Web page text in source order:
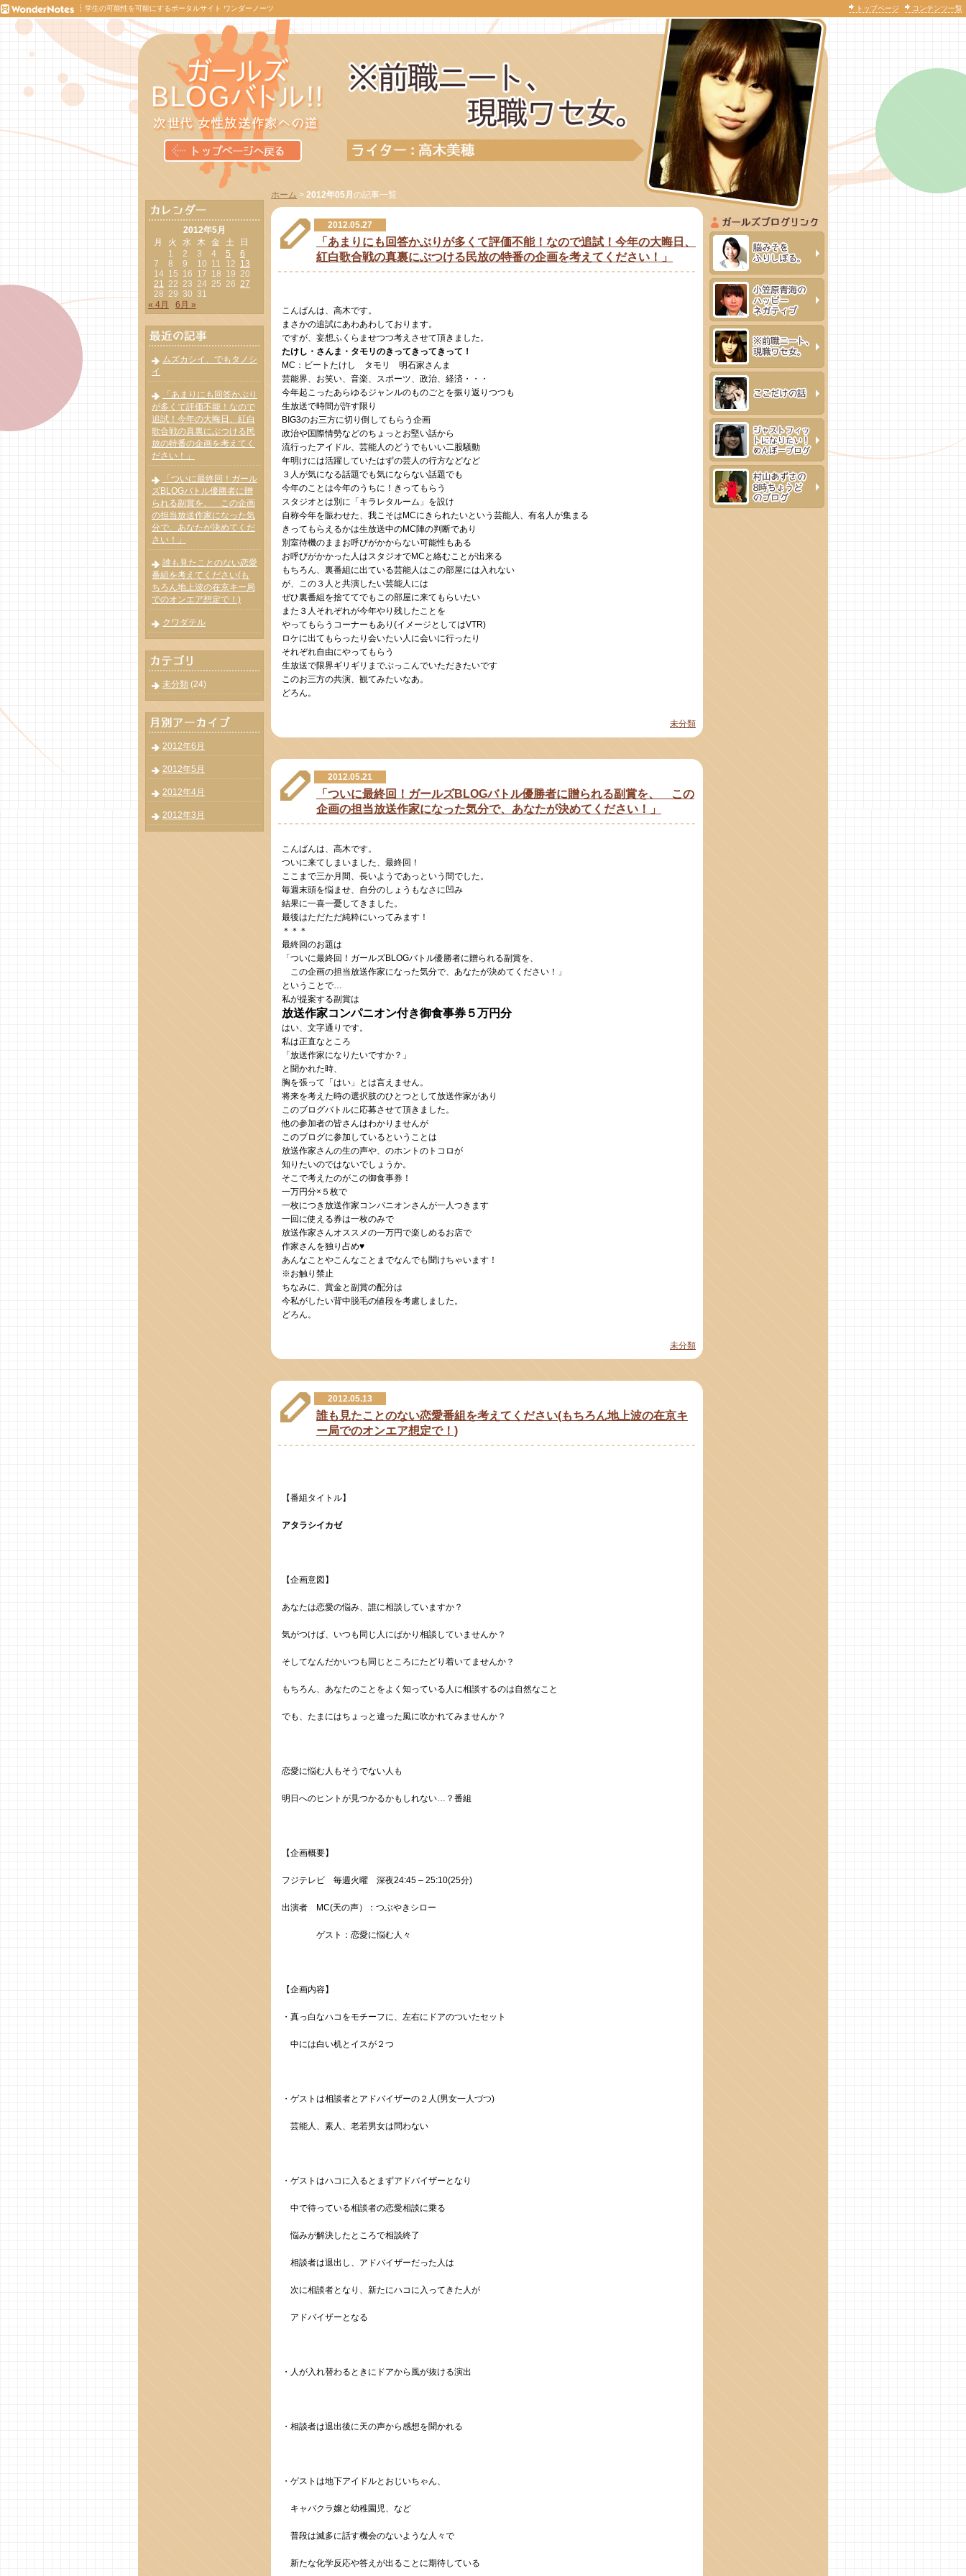
学生の可能性を可能にするポータルサイト ワンダーノーツ トップページ コンテンツ一覧
ホーム > 2012年05月 の記事一覧
2012.05.27
「あまりにも回答かぶりが多くて評価不能！なので追試！今年の大晦日、
紅白歌合戦の真裏にぶつける民放の特番の企画を考えてください！」
こんばんは、高木です。
まさかの追試にあわあわしております。
ですが、妄想ふくらませつつ考えさせて頂きました。
たけし・さんま・タモリのきってきってきって！
MC：ビートたけし タモリ 明石家さんま
芸能界、お笑い、音楽、スポーツ、政治、経済・・・
今年起こったあらゆるジャンルのものごとを振り返りつつも
生放送で時間が許す限り
BIG3のお三方に切り倒してもらう企画
政治や国際情勢などのちょっとお堅い話から
流行ったアイドル、芸能人のどうでもいい二股騒動
年明けには活躍していたはずの芸人の行方などなど
３人が気になる話題でも気にならない話題でも
今年のことは今年のうちに！きってもらう
スタジオとは別に「キラレタルーム」を設け
自称今年を賑わせた、我こそはMCにきられたいという芸能人、有名人が集まる
きってもらえるかは生放送中のMC陣の判断であり
別室待機のままお呼びがかからない可能性もある
お呼びがかかった人はスタジオでMCと絡むことが出来る
もちろん、裏番組に出ている芸能人はこの部屋には入れない
が、この３人と共演したい芸能人には
ぜひ裏番組を捨ててでもこの部屋に来てもらいたい
また３人それぞれが今年やり残したことを
やってもらうコーナーもあり(イメージとしてはVTR)
ロケに出てもらったり会いたい人に会いに行ったり
それぞれ自由にやってもらう
生放送で限界ギリギリまでぶっこんでいただきたいです
このお三方の共演、観てみたいなあ。
どろん。
未分類
2012.05.21
「ついに最終回！ガールズBLOGバトル優勝者に贈られる副賞を、 この
企画の担当放送作家になった気分で、あなたが決めてください！」
こんばんは、高木です。
ついに来てしまいました、最終回！
ここまで三か月間、長いようであっという間でした。
毎週末頭を悩ませ、自分のしょうもなさに凹み
結果に一喜一憂してきました。
最後はただただ純粋にいってみます！
＊＊＊
最終回のお題は
「ついに最終回！ガールズBLOGバトル優勝者に贈られる副賞を、
この企画の担当放送作家になった気分で、あなたが決めてください！」
ということで…
私が提案する副賞は
放送作家コンパニオン付き御食事券５万円分
はい、文字通りです。
私は正直なところ
「放送作家になりたいですか？」
と聞かれた時、
胸を張って「はい」とは言えません。
将来を考えた時の選択肢のひとつとして放送作家があり
このブログバトルに応募させて頂きました。
他の参加者の皆さんはわかりませんが
このブログに参加しているということは
放送作家さんの生の声や、のホントのトコロが
知りたいのではないでしょうか。
そこで考えたのがこの御食事券！
一万円分×５枚で
一枚につき放送作家コンパニオンさんが一人つきます
一回に使える券は一枚のみで
放送作家さんオススメの一万円で楽しめるお店で
作家さんを独り占め♥
あんなことやこんなことまでなんでも聞けちゃいます！
※お触り禁止
ちなみに、賞金と副賞の配分は
今私がしたい背中脱毛の値段を考慮しました。
どろん。
未分類
2012.05.13
誰も見たことのない恋愛番組を考えてください(もちろん地上波の在京キ
ー局でのオンエア想定で！)
【番組タイトル】
アタラシイカゼ
【企画意図】
あなたは恋愛の悩み、誰に相談していますか？
気がつけば、いつも同じ人にばかり相談していませんか？
そしてなんだかいつも同じところにたどり着いてませんか？
もちろん、あなたのことをよく知っている人に相談するのは自然なこと
でも、たまにはちょっと違った風に吹かれてみませんか？
恋愛に悩む人もそうでない人も
明日へのヒントが見つかるかもしれない…？番組
【企画概要】
フジテレビ 毎週火曜 深夜24:45 – 25:10(25分)
出演者 MC(天の声）：つぶやきシロー
ゲスト：恋愛に悩む人々
【企画内容】
・真っ白なハコをモチーフに、左右にドアのついたセット
中には白い机とイスが２つ
・ゲストは相談者とアドバイザーの２人(男女一人づつ)
芸能人、素人、老若男女は問わない
・ゲストはハコに入るとまずアドバイザーとなり
中で待っている相談者の恋愛相談に乗る
悩みが解決したところで相談終了
相談者は退出し、アドバイザーだった人は
次に相談者となり、新たにハコに入ってきた人が
アドバイザーとなる
・人が入れ替わるときにドアから風が抜ける演出
・相談者は退出後に天の声から感想を聞かれる
・ゲストは地下アイドルとおじいちゃん、
キャバクラ嬢と幼稚園児、など
普段は滅多に話す機会のないような人々で
新たな化学反応や答えが出ることに期待している
2012年5月
月
火 水 木 金 土
日
1
2 3 4 5
6
7
8 9 10 11 12 13
14 15 16 17 18 19 20
21 22 23 24 25 26 27
28 29 30 31
« 4月
6月 »
ムズカシイ、でもタノシ
イ
「あまりにも回答かぶり
が多くて評価不能！なので
追試！今年の大晦日、紅白
歌合戦の真裏にぶつける民
放の特番の企画を考えてく
ださい！」
「ついに最終回！ガール
ズBLOGバトル優勝者に贈
られる副賞を、 この企画
の担当放送作家になった気
分で、あなたが決めてくだ
さい！」
誰も見たことのない恋愛
番組を考えてください(も
ちろん地上波の在京キー局
でのオンエア想定で！)
クワダテル
未分類 (24)
2012年6月
2012年5月
2012年4月
2012年3月